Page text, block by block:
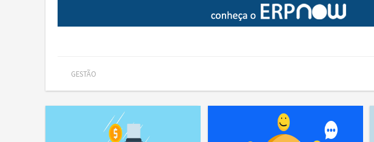
GESTÃO